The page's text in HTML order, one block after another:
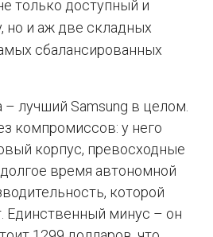
только доступный и
но и аж две складных
сбалансированных
– лучший Samsung в целом.
компромиссов: у него
корпус, превосходные
время автономной
которой
Единственный минус – он